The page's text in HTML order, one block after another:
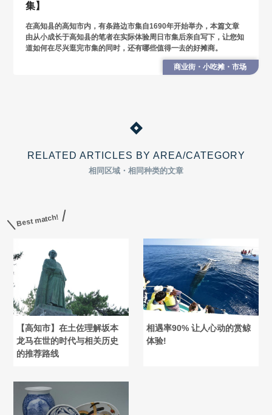
集】
在高知县的高知市内，有条路边市集自1690年开始举办，本篇文章
由从小成长于高知县的笔者在实际体验周日市集后亲自写下，让您知
道如何在尽兴逛完市集的同时，还有哪些值得一去的好摊商。
商业街・小吃摊・市场
RELATED ARTICLES BY AREA/CATEGORY
相同区域・相同种类的文章
Best match!
【高知市】在土佐理解坂本
龙马在世的时代与相关历史
的推荐路线
相遇率90% 让人心动的赏鲸
体验!